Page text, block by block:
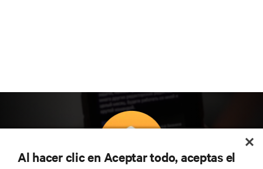
Al hacer clic en Aceptar todo, aceptas el